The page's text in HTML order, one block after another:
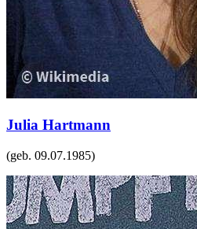
Julia Hartmann
(geb. 09.07.1985)